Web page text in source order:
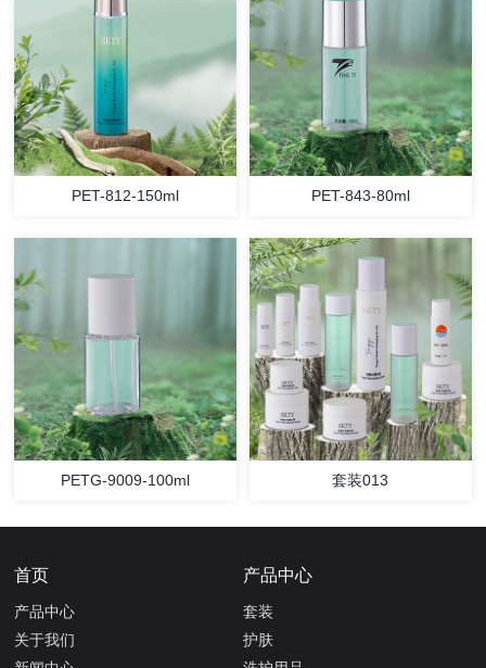
PET-812-150ml PET-843-80ml
PETG-9009-100ml 套装013
首页
产品中心
关于我们
产品中心
套装
护肤